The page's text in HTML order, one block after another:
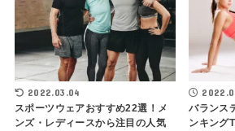
2022.03.04
スポーツウェアおすすめ22選！メ
ンズ・レディースから注目の人気
バランス
ンキング